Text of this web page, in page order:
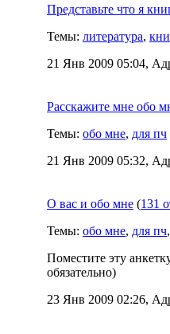
Представьте что я
Темы: литература,
21 Янв 2009 05:04,
Расскажите мне обо
Темы: обо мне, для пч
21 Янв 2009 05:32,
О вас и обо мне (131
Темы: обо мне, для пч,
Поместите эту
обязательно)
23 Янв 2009 02:26,